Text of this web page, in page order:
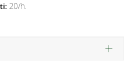
20/h.